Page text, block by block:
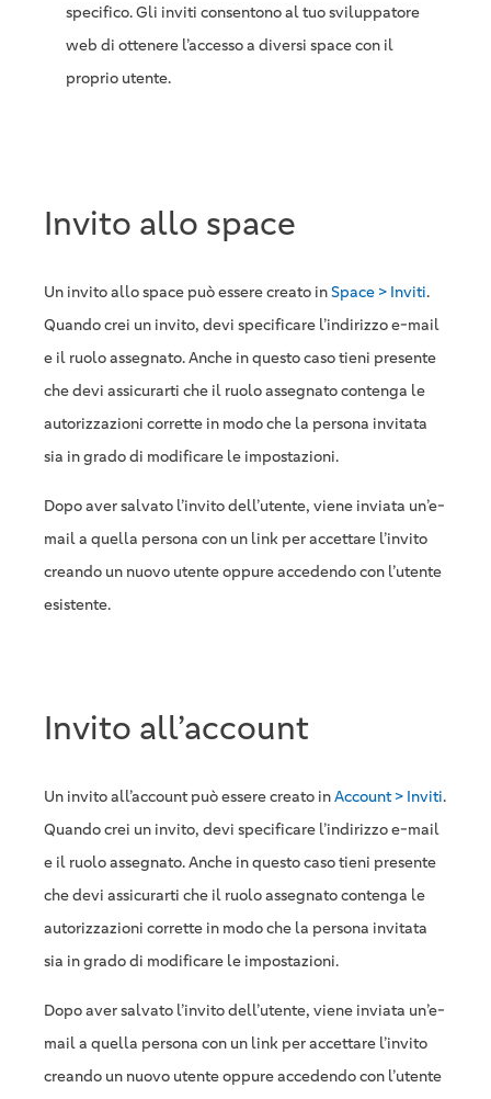
specifico. Gli inviti consentono al tuo sviluppatore
web di ottenere l’accesso a diversi space con il
proprio utente.
Invito allo space
Un invito allo space può essere creato inSpace > Inviti.
Quando crei un invito, devi specificare l’indirizzo e-mail
e il ruolo assegnato. Anche in questo caso tieni presente
che devi assicurarti che il ruolo assegnato contenga le
autorizzazioni corrette in modo che la persona invitata
sia in grado di modificare le impostazioni.
Dopo aver salvato l’invito dell’utente, viene inviata un’e-
mail a quella persona con un link per accettare l’invito
creando un nuovo utente oppure accedendo con l’utente
esistente.
Invito all’account
Un invito all’account può essere creato inAccount > Inviti.
Quando crei un invito, devi specificare l’indirizzo e-mail
e il ruolo assegnato. Anche in questo caso tieni presente
che devi assicurarti che il ruolo assegnato contenga le
autorizzazioni corrette in modo che la persona invitata
sia in grado di modificare le impostazioni.
Dopo aver salvato l’invito dell’utente, viene inviata un’e-
mail a quella persona con un link per accettare l’invito
creando un nuovo utente oppure accedendo con l’utente